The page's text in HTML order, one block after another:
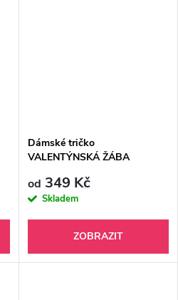
Dámské tričko
VALENTÝNSKÁ ŽÁBA
od 349 Kč
Skladem
ZOBRAZIT